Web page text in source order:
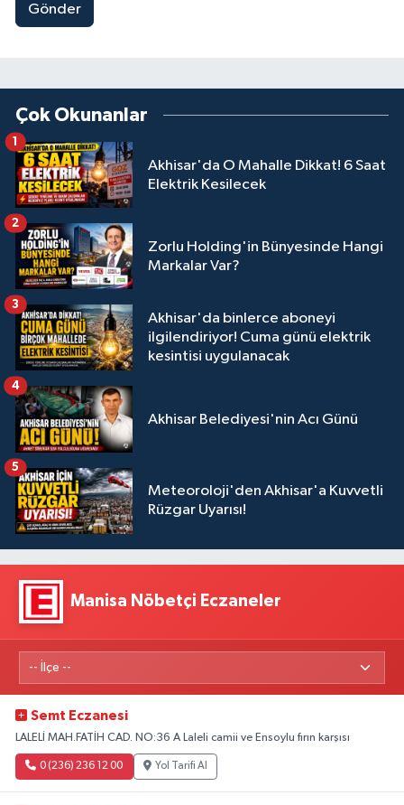
Gönder
Çok Okunanlar
Akhisar'da O Mahalle Dikkat! 6 Saat
Elektrik Kesilecek
1
Zorlu Holding'in Bünyesinde Hangi
Markalar Var?
2
Akhisar'da binlerce aboneyi
ilgilendiriyor! Cuma günü elektrik
kesintisi uygulanacak
3
Akhisar Belediyesi'nin Acı Günü
4
Meteoroloji'den Akhisar'a Kuvvetli
Rüzgar Uyarısı!
5
Manisa Nöbetçi Eczaneler
Semt Eczanesi
LALELİ MAH.FATİH CAD. NO:36 A Laleli camii ve Ensoylu fırın karşısı
0 (236) 236 12 00 Yol Tarifi Al